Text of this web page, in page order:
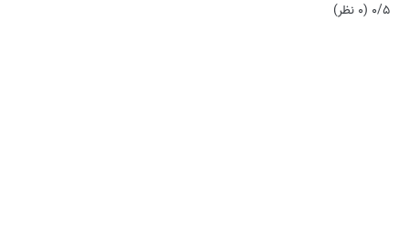
0/5 (0 نظر)